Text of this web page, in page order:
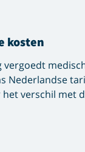
kosten
vergoedt
Nederlandse
verschil met